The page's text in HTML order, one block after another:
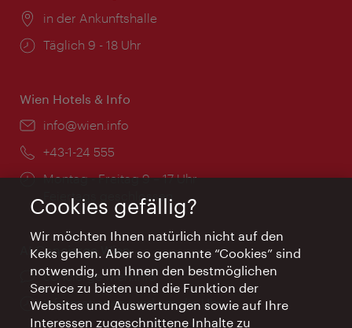
Ort:
in der Ankunftshalle
Öffnungszeiten:
Täglich 9 - 18 Uhr
Wien Hotels & Info
Email:
info@wien.info
Telefon:
+43-1-24 555
Öffnungszeiten:
Montag - Freitag 9 – 17 Uhr
Feiertags geschlossen
AI Concierge Wien
Ort:
concierge.wien.info
Öffnungszeiten:
Informationen rund um die Uhr
Cookies gefällig?
Wir möchten Ihnen natürlich nicht auf den
Keks gehen. Aber so genannte “Cookies” sind
notwendig, um Ihnen den bestmöglichen
Service zu bieten und die Funktion der
Websites und Auswertungen sowie auf Ihre
Interessen zugeschnittene Inhalte zu